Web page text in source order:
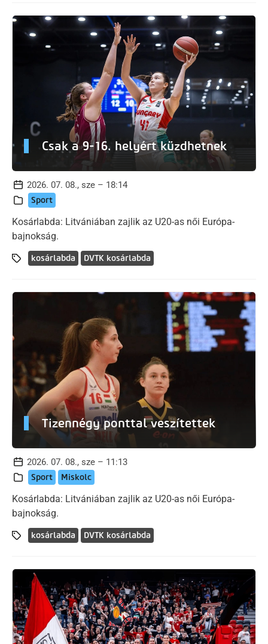
Csak a 9-16. helyért küzdhetnek
2026. 07. 08., sze – 18:14
Sport
Kosárlabda: Litvániában zajlik az U20-as női Európa-
bajnokság.
kosárlabda DVTK kosárlabda
Tizennégy ponttal veszítettek
2026. 07. 08., sze – 11:13
Sport Miskolc
Kosárlabda: Litvániában zajlik az U20-as női Európa-
bajnokság.
kosárlabda DVTK kosárlabda